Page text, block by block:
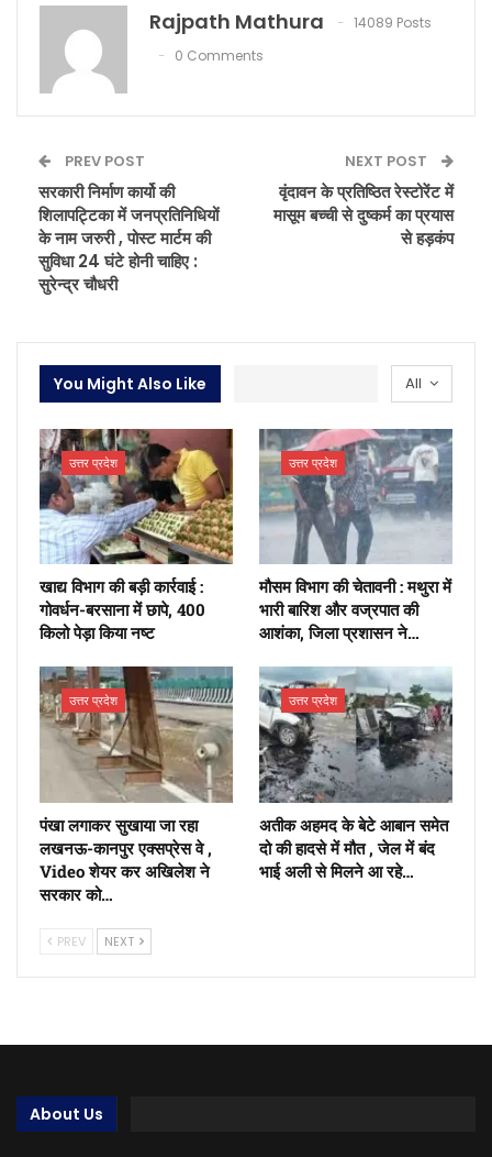
Rajpath Mathura
14089 Posts
0 Comments
PREV POST
सरकारी निर्माण कार्यो की
शिलापट्टिका में जनप्रतिनिधियों
के नाम जरुरी , पोस्ट मार्टम की
सुविधा 24 घंटे होनी चाहिए :
सुरेन्द्र चौधरी
NEXT POST
वृंदावन के प्रतिष्ठित रेस्टोरेंट में
मासूम बच्ची से दुष्कर्म का प्रयास
से हड़कंप
All
You Might Also Like
उत्तर प्रदेश
खाद्य विभाग की बड़ी कार्रवाई :
गोवर्धन-बरसाना में छापे, 400
किलो पेड़ा किया नष्ट
उत्तर प्रदेश
मौसम विभाग की चेतावनी : मथुरा में
भारी बारिश और वज्रपात की
आशंका, जिला प्रशासन ने…
उत्तर प्रदेश
पंखा लगाकर सुखाया जा रहा
लखनऊ-कानपुर एक्सप्रेस वे ,
Video शेयर कर अखिलेश ने
सरकार को…
उत्तर प्रदेश
अतीक अहमद के बेटे आबान समेत
दो की हादसे में मौत , जेल में बंद
भाई अली से मिलने आ रहे…
PREV NEXT
About Us